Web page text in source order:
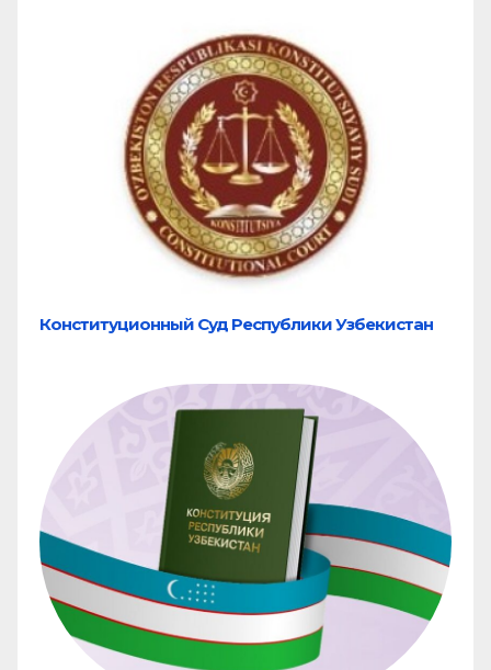
Конституционный Суд Республики Узбекистан